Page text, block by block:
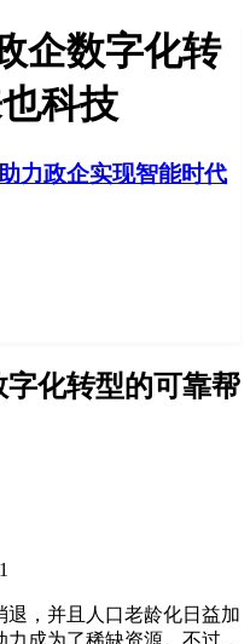
企数字化转
科技
化转型的可靠帮
退，并且人口老龄化日益加